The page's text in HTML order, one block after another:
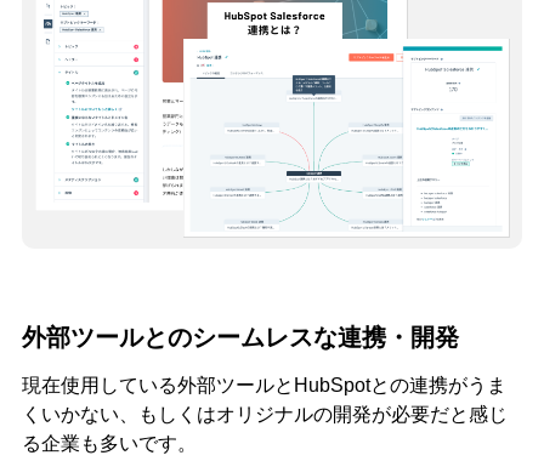
外部ツールとのシームレスな連携・開発
現在使用している外部ツールとHubSpotとの連携がうま
くいかない、もしくはオリジナルの開発が必要だと感じ
る企業も多いです。